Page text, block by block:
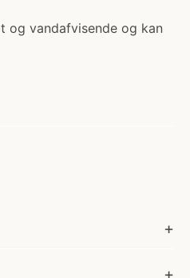
og vandafvisende og kan